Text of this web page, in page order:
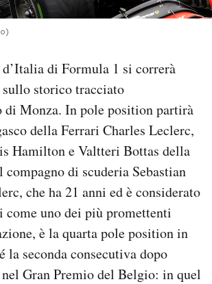
aiuto?
di Formula 1 si correrà
storico tracciato
di Monza. In pole position partirà
della Ferrari Charles Leclerc,
Hamilton e Valtteri Bottas della
compagno di scuderia Sebastian
che ha 21 anni ed è considerato
come uno dei più promettenti
è la quarta pole position in
la seconda consecutiva dopo
Gran Premio del Belgio: in quel